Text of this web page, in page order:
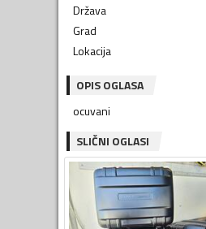
Država
Grad
Lokacija
OPIS OGLASA
ocuvani
SLIČNI OGLASI